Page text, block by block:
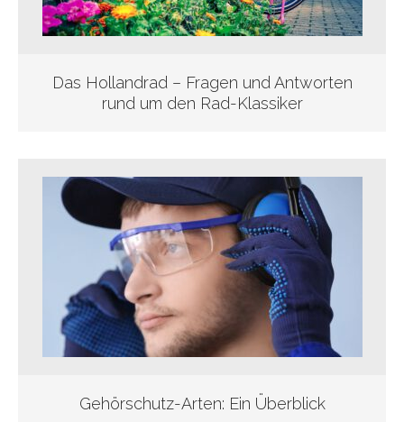
Das Hollandrad – Fragen und Antworten
rund um den Rad-Klassiker
Gehörschutz-Arten: Ein Überblick